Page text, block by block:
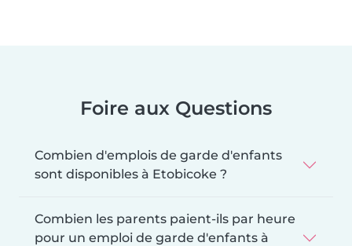
Foire aux Questions
Combien d'emplois de garde d'enfants
sont disponibles à Etobicoke ?
Combien les parents paient-ils par heure
pour un emploi de garde d'enfants à